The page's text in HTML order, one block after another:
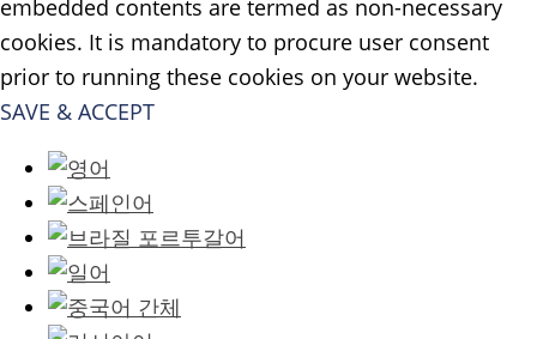
embedded contents are termed as non-necessary
cookies. It is mandatory to procure user consent
prior to running these cookies on your website.
SAVE & ACCEPT